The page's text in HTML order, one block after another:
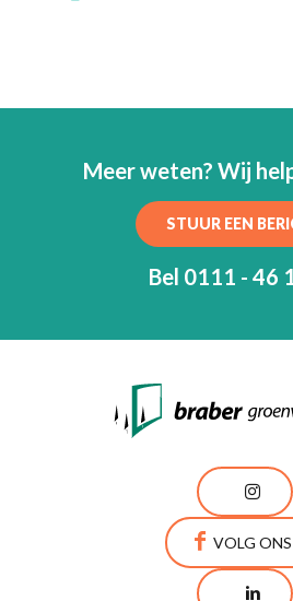
Meer weten? Wij
STUUR EEN
Bel 0111 - 46